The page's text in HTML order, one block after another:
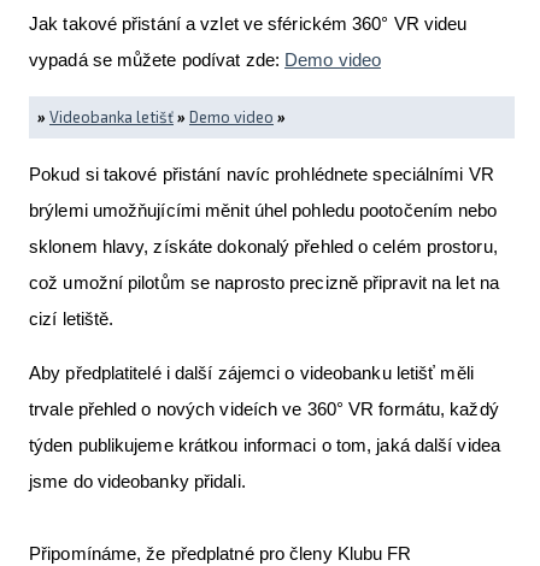
Jak takové přistání a vzlet ve sférickém 360° VR videu
vypadá se můžete podívat zde: Demo video
» Videobanka letišť» Demo video »
Pokud si takové přistání navíc prohlédnete speciálními VR
brýlemi umožňujícími měnit úhel pohledu pootočením nebo
sklonem hlavy, získáte dokonalý přehled o celém prostoru,
což umožní pilotům se naprosto precizně připravit na let na
cizí letiště.
Aby předplatitelé i další zájemci o videobanku letišť měli
trvale přehled o nových videích ve 360° VR formátu, každý
týden publikujeme krátkou informaci o tom, jaká další videa
jsme do videobanky přidali.
Připomínáme, že předplatné pro členy Klubu FR